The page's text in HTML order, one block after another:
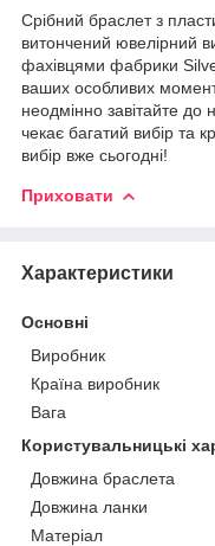
Срібний браслет з
витончений ювелірний
фахівцями фабрики
ваших особливих
неодмінно завітайте
чекає багатий вибір та
вибір вже сьогодні!
Приховати
Характеристики
Основні
Виробник
Країна виробник
Вага
Користувальницькі
Довжина браслета
Довжина ланки
Матеріал